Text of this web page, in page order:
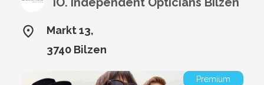
Markt 13,
3740 Bilzen
Premium